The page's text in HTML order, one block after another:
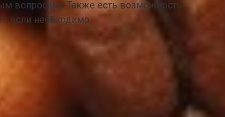
вопросам). Также есть возможность
если необходимо.